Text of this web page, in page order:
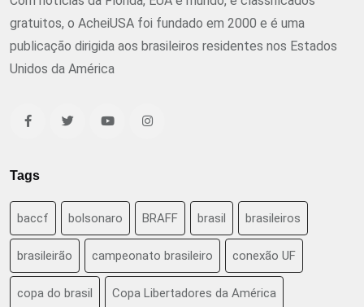
gratuitos, o AcheiUSA foi fundado em 2000 e é uma
publicação dirigida aos brasileiros residentes nos Estados
Unidos da América
Tags
baccf bolsonaro BRAFF brasil brasileiros
brasileirão campeonato brasileiro conexão UF
copa do brasil Copa Libertadores da América